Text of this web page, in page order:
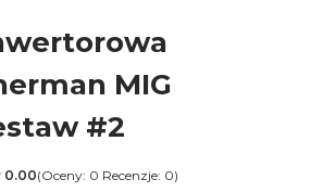
MIG
#2
0.00(Oceny: 0 Recenzje: 0)